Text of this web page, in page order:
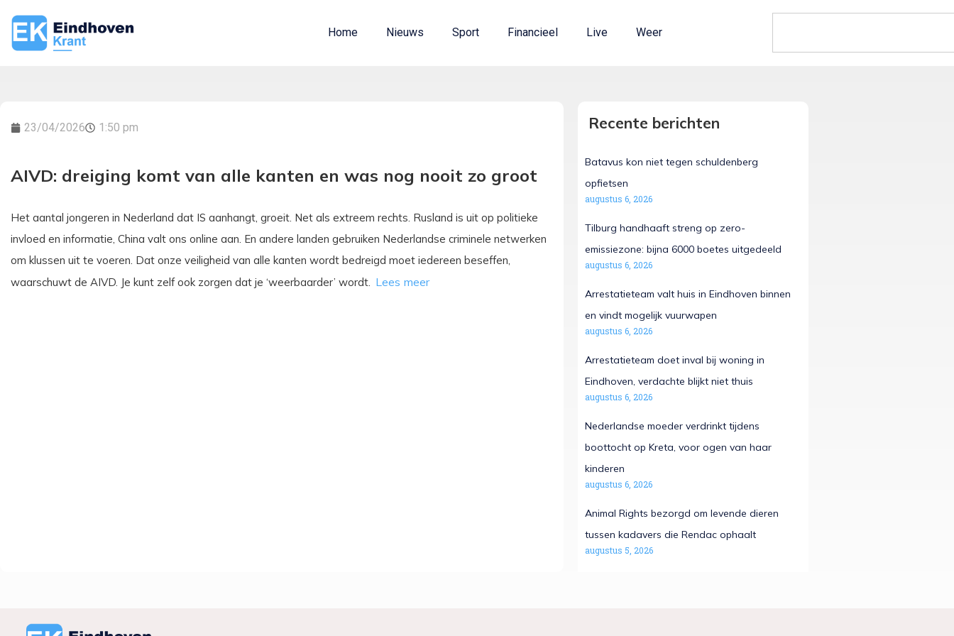
Home Nieuws Sport Financieel Live Weer
23/04/2026 1:50 pm
AIVD: dreiging komt van alle kanten en was nog nooit zo groot
Het aantal jongeren in Nederland dat IS aanhangt, groeit. Net als extreem rechts. Rusland is uit op politieke
invloed en informatie, China valt ons online aan. En andere landen gebruiken Nederlandse criminele netwerken
om klussen uit te voeren. Dat onze veiligheid van alle kanten wordt bedreigd moet iedereen beseffen,
waarschuwt de AIVD. Je kunt zelf ook zorgen dat je ‘weerbaarder’ wordt.
Recente berichten
Batavus kon niet tegen schuldenberg
opfietsen
augustus 6, 2026
Tilburg handhaaft streng op zero-
emissiezone: bijna 6000 boetes uitgedeeld
augustus 6, 2026
Arrestatieteam valt huis in Eindhoven binnen
en vindt mogelijk vuurwapen
augustus 6, 2026
Arrestatieteam doet inval bij woning in
Eindhoven, verdachte blijkt niet thuis
augustus 6, 2026
Nederlandse moeder verdrinkt tijdens
boottocht op Kreta, voor ogen van haar
kinderen
augustus 6, 2026
Animal Rights bezorgd om levende dieren
tussen kadavers die Rendac ophaalt
augustus 5, 2026